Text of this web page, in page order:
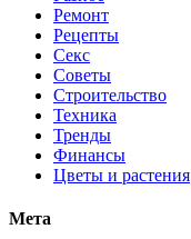
Ремонт
Рецепты
Секс
Советы
Строительство
Техника
Тренды
Финансы
Цветы и растения
Мета